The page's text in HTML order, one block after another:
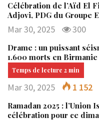
Célébration de l’Aïd El
Adjovi, PDG du Groupe
Mar 30, 2025 300
Drame : un puissant
1.600 morts en Birmanie
Mar 30, 2025 1 152
Ramadan 2025 :
célébration pour ce